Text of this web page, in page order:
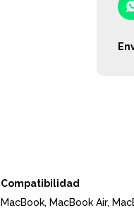
Compatibilidad
MacBook, MacBook Air,